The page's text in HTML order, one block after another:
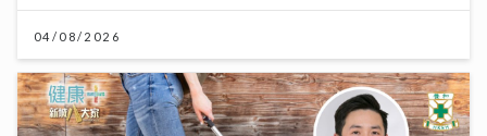
04/08/2026